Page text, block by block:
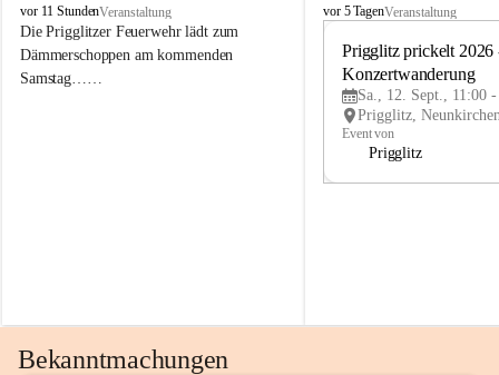
P
r
i
g
vor 11 StundenVeranstaltung
Die Prigglitzer Feuerwehr lädt zum
Dämmerschoppen am kommenden
Samstag……
P
vor 5 TagenVeranstaltung
Prigglitz prickelt 2026
Konzertwanderung
Sa., 12. Sept., 11:00
Event von
Prigglitz
Bekanntmachungen